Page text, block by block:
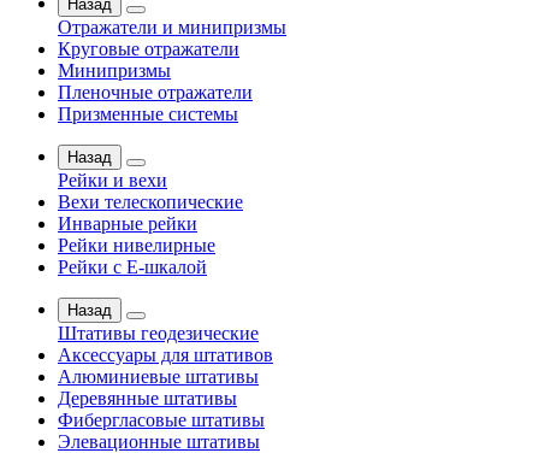
Назад
Отражатели и минипризмы
Круговые отражатели
Минипризмы
Пленочные отражатели
Призменные системы
Назад
Рейки и вехи
Вехи телескопические
Инварные рейки
Рейки нивелирные
Рейки с Е-шкалой
Назад
Штативы геодезические
Аксессуары для штативов
Алюминиевые штативы
Деревянные штативы
Фибергласовые штативы
Элевационные штативы